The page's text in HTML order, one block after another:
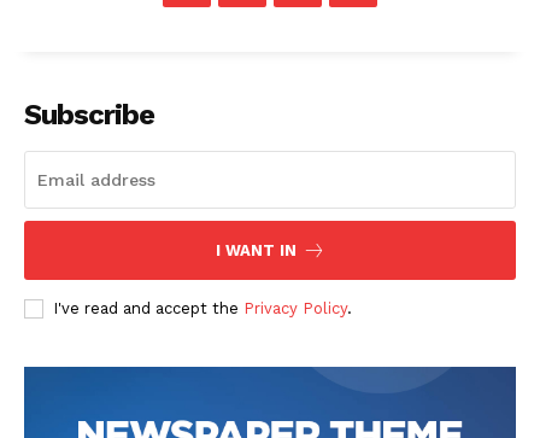
Subscribe
I WANT IN
I've read and accept the Privacy Policy.